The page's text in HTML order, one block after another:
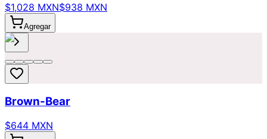
$1,028 MXN$938 MXN
Agregar
Brown-Bear
$644 MXN